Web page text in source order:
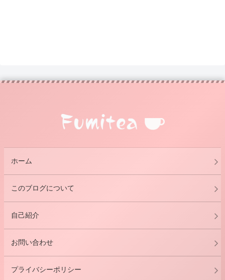
ホーム
このブログについて
自己紹介
お問い合わせ
プライバシーポリシー